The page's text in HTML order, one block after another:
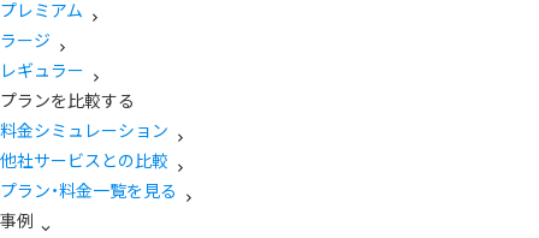
プレミアム
ラージ
レギュラー
プランを比較する
料金シミュレーション
他社サービスとの比較
プラン・料金一覧を見る
事例